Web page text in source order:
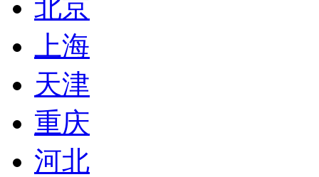
北京
上海
天津
重庆
河北